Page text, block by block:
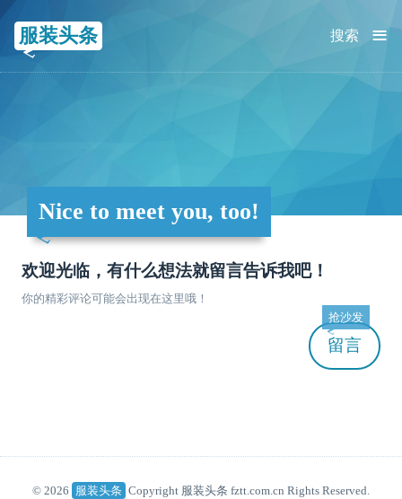
服装头条 ≡
搜索
Nice to meet you, too!
欢迎光临，有什么想法就留言告诉我吧！
你的精彩评论可能会出现在这里哦！
留言
抢沙发
© 2026 服装头条 Copyright 服装头条 fztt.com.cn Rights Reserved.